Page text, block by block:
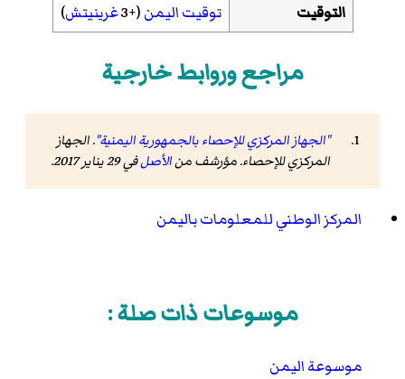
التوقيت
توقيت اليمن(+3 غرينيتش)
مراجع وروابط خارجية
"الجهاز المركزي للإحصاء بالجمهورية اليمنية". الجهاز
المركزي للإحصاء. مؤرشف منالأصلفي 29 يناير 2017 .
المركز الوطني للمعلومات باليمن
موسوعات ذات صلة :
موسوعة اليمن